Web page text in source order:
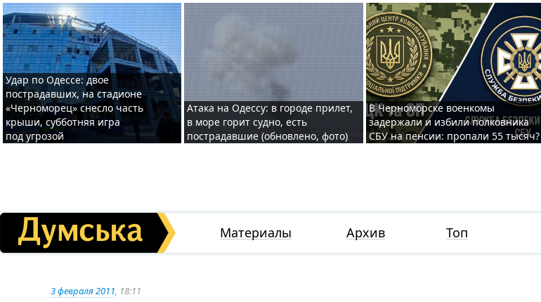
Удар по Одессе: двое
пострадавших, на стадионе
«Черноморец» снесло часть
крыши, субботняя игра
под угрозой
Атака на Одессу: в городе прилет,
в море горит судно, есть
пострадавшие (обновлено, фото)
В Черноморске военкомы
задержали и избили полковника
СБУ на пенсии: пропали 55 тысяч?
Материалы Архив Топ
3 февраля 2011, 18:11